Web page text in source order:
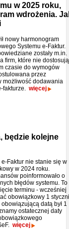
w 2025 roku,
wdrożenia.
nowy harmonogram
Systemu e-Faktur.
zostały m.in.
firm, które nie dostosują
czasie do wymogów
przez
możliwość dodawania
fakturze. więcej
będzie kolejne
e-Faktur nie stanie się w
w 2024 roku.
poinformowało o
błędów systemu. To
terminu - wcześniej
obowiązkowy 1
datą był 1
ostatecznej daty
więcej